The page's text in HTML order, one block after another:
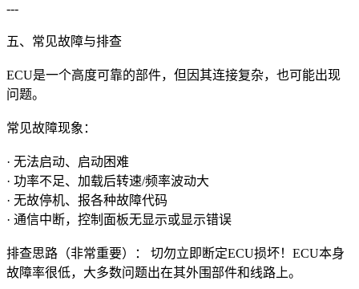
---
五、常见故障与排查
ECU是一个高度可靠的部件，但因其连接复杂，也可能出现
问题。
常见故障现象：
· 无法启动、启动困难
· 功率不足、加载后转速/频率波动大
· 无故停机、报各种故障代码
· 通信中断，控制面板无显示或显示错误
排查思路（非常重要）： 切勿立即断定ECU损坏！ECU本身
故障率很低，大多数问题出在其外围部件和线路上。